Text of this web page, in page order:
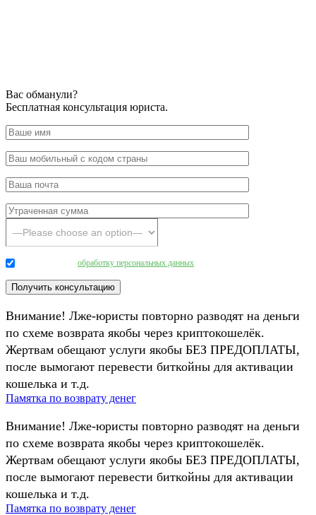
Вас обманули?
Бесплатная консультация юриста.
обработку персональных данных
Внимание! Лже-юристы повторно разводят на деньги
по схеме возврата якобы через криптокошелёк.
Жертвам обещают услуги якобы БЕЗ ПРЕДОПЛАТЫ,
после вымогают перевести биткойны для активации
кошелька и т.д.
Памятка по возврату денег
Внимание! Лже-юристы повторно разводят на деньги
по схеме возврата якобы через криптокошелёк.
Жертвам обещают услуги якобы БЕЗ ПРЕДОПЛАТЫ,
после вымогают перевести биткойны для активации
кошелька и т.д.
Памятка по возврату денег